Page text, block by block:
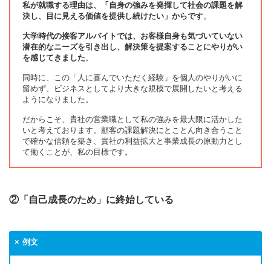
私が就職する理由は、「自身の強みを発揮して社会の課題を解
決し、目に見える価値を提供し続けたい」からです。
大学時代の接客アルバイトでは、お客様自身も気づいていない
潜在的なニーズを引き出し、解決策を提案することにやりがい
を感じてきました。
同時に、この「人に喜んでいただく経験」を個人のやりがいに
留めず、ビジネスとしてより大きな規模で展開したいと考える
ようになりました。
だからこそ、貴社の営業職として私の強みを最大限に活かした
いと考えております。顧客の課題解決にとことん向き合うこと
で確かな信頼を築き、貴社の利益拡大と事業成長の原動力とし
て働くことが、私の目標です。
②「自己成長のため」に終始している
例文